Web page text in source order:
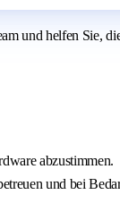
und helfen Sie,
abzustimmen.
und bei